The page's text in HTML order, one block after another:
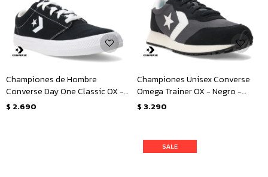
Championes de Hombre
Converse Day One Classic OX -
Negro - Blanco
$ 2.690
Championes Unisex Converse
Omega Trainer OX - Negro -
Blanco
$ 3.290